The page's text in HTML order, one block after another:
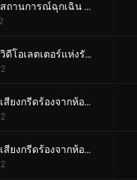
ตอนที่ 674 สถานการณ์ฉุกเฉิน 252 (ตอน 2)
ตอนที่ 675 วิดีโอเลตเตอร์แห่งรักแรก
ตอนที่ 676 เสียงกรีดร้องจากห้องผ่าตัด (ตอน 1)
ตอนที่ 677 เสียงกรีดร้องจากห้องผ่าตัด (ตอน 2)